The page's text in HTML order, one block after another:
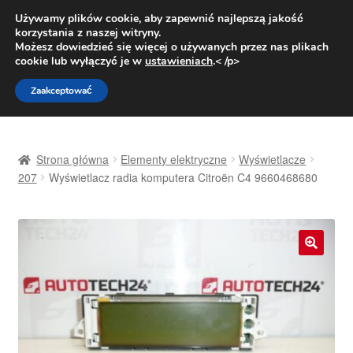
DOSTAWA od 31 zł
Pn.-pt. 9:00-16:00800 003 167
Przejdź
do
nawigacji
Przejdź
do
treści
Dostawa
Moje konto
O nas
Strona główna Elementy elektryczne
Wyświetlacze
207
Wyświetlacz radia komputera Citroën C4 9660468680
Używamy plików cookie, aby zapewnić najlepszą jakość
korzystania z naszej witryny.
Możesz dowiedzieć się więcej o używanych przez nas plikach
cookie lub wyłączyć je w ustawieniach.< /p>
Zaakceptować